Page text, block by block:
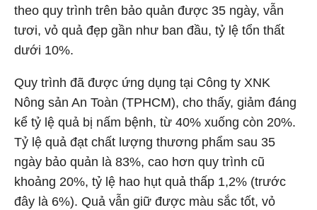
theo quy trình trên bảo quản được 35 ngày, vẫn
tươi, vỏ quả đẹp gần như ban đầu, tỷ lệ tổn thất
dưới 10%.
Quy trình đã được ứng dụng tại Công ty XNK
Nông sản An Toàn (TPHCM), cho thấy, giảm đáng
kể tỷ lệ quả bị nấm bệnh, từ 40% xuống còn 20%.
Tỷ lệ quả đạt chất lượng thương phẩm sau 35
ngày bảo quản là 83%, cao hơn quy trình cũ
khoảng 20%, tỷ lệ hao hụt quả thấp 1,2% (trước
đây là 6%). Quả vẫn giữ được màu sắc tốt, vỏ